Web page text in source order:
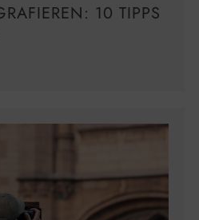
10 TIPPS